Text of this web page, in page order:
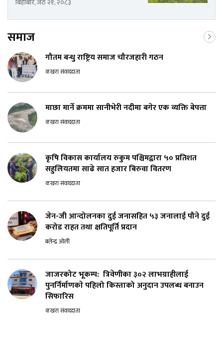
बिहीबार, जेठ २१, २०८३
समाज
गौतम बन्धु राष्ट्रिय समाज चौरजहारी गठन
कखरा संवाददाता
माछा मार्ने क्रममा सानीभेरी नदीमा बगेर एक व्यक्ति बेपत्ता
कखरा संवाददाता
कृषि विकास कार्यालय रुकुम पश्चिमद्वारा ५० प्रतिशत
सहुलियतमा साढे सात हजार बिरुवा वितरण
कखरा संवाददाता
जेन-जी आन्दोलनका दुई जनासहित ५३ जनालाई पौने दुई
करोड राहत तथा क्षतिपूर्ति प्रदान
बलेन्द्र ओली
जाजरकोट भूकम्प: त्रिवेणीका ३०२ लाभग्राहीलाई
पुनर्निर्माणकाे पहिलो किस्ताको अनुदान उपलब्ध बनाउन
सिफारिस
कखरा संवाददाता